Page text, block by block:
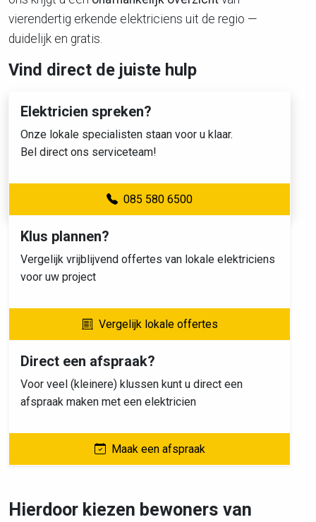
vierendertig erkende elektriciens uit de regio —
duidelijk en gratis.
Vind direct de juiste hulp
Elektricien spreken?
Onze lokale specialisten staan voor u klaar.
Bel direct ons serviceteam!
085 580 6500
Klus plannen?
Vergelijk vrijblijvend offertes van lokale elektriciens
voor uw project
Vergelijk lokale offertes
Direct een afspraak?
Voor veel (kleinere) klussen kunt u direct een
afspraak maken met een elektricien
Maak een afspraak
Hierdoor kiezen bewoners van